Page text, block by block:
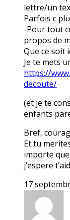
lettre/un
Parfois c
-Pour tout
propos de
Que ce soit
Je te mets
https://
decoute/
(et je te
enfants
Bref,
Et tu
importe
j’espere
17